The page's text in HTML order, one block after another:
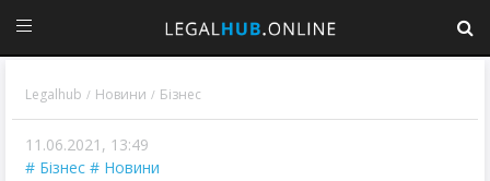
Legalhub / Новини / Бізнес
11.06.2021, 13:49
Бізнес
Новини